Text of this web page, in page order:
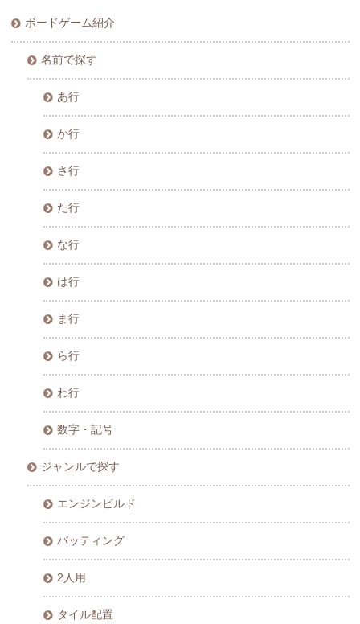
ボードゲーム紹介
名前で探す
あ行
か行
さ行
た行
な行
は行
ま行
ら行
わ行
数字・記号
ジャンルで探す
エンジンビルド
バッティング
2人用
タイル配置